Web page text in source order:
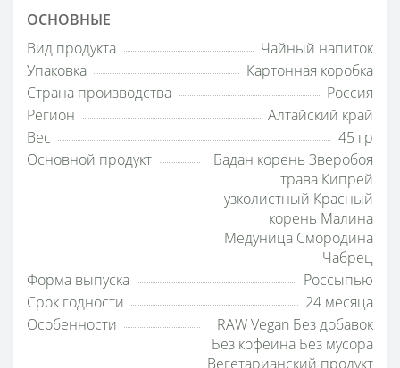
ОСНОВНЫЕ
Вид продукта
Чайный напиток
Упаковка
Картонная коробка
Страна производства
Россия
Регион
Алтайский край
Вес
45 гр
Основной продукт
Бадан корень Зверобоя
трава Кипрей
узколистный Красный
корень Малина
Медуница Смородина
Чабрец
Форма выпуска
Россыпью
Срок годности
24 месяца
Особенности
RAW Vegan Без добавок
Без кофеина Без мусора
Вегетарианский продукт